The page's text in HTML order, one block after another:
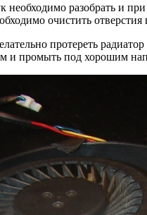
необходимо разобрать и
очистить
протереть
и промыть под хорошим